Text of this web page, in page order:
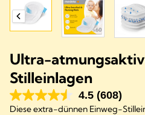
Ultra-
Stilleinlagen
4.5 (608)
Diese extra-dünnen Einweg-